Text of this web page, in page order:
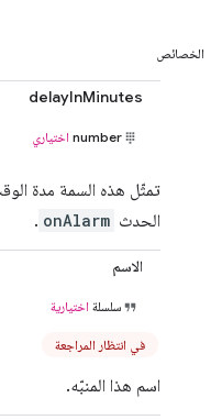
الخصائص
delayInMinutes
number اختياري
تمثّل هذه السمة مدة
الحدث onAlarm
.
الاسم
سلسلة اختيارية
في انتظار المراجعة
اسم هذا المنبّه.